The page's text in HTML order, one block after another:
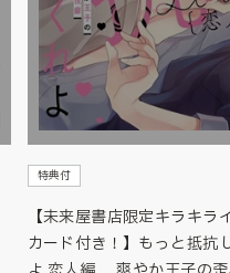
特典付
【未来屋書店限定キラキラ
カード付き！】もっと抵抗